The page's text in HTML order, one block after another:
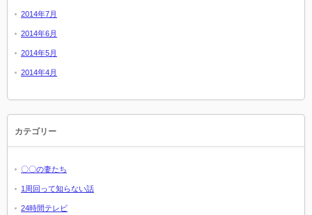
2014年7月
2014年6月
2014年5月
2014年4月
カテゴリー
〇〇の妻たち
1周回って知らない話
24時間テレビ